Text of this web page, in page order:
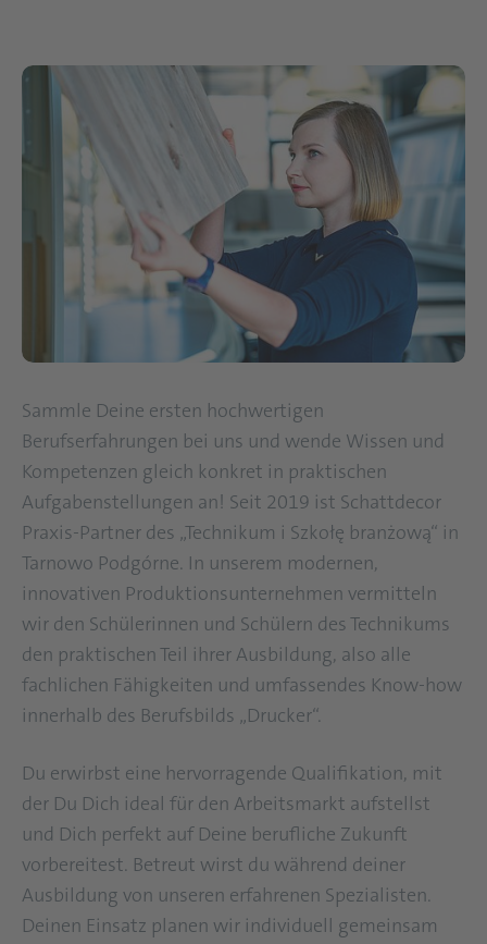
Sammle Deine ersten hochwertigen
Berufserfahrungen bei uns und wende Wissen und
Kompetenzen gleich konkret in praktischen
Aufgabenstellungen an! Seit 2019 ist Schattdecor
Praxis-Partner des „Technikum i Szkołę branżową“ in
Tarnowo Podgórne. In unserem modernen,
innovativen Produktionsunternehmen vermitteln
wir den Schülerinnen und Schülern des Technikums
den praktischen Teil ihrer Ausbildung, also alle
fachlichen Fähigkeiten und umfassendes Know-how
innerhalb des Berufsbilds „Drucker“.
Du erwirbst eine hervorragende Qualifikation, mit
der Du Dich ideal für den Arbeitsmarkt aufstellst
und Dich perfekt auf Deine berufliche Zukunft
vorbereitest. Betreut wirst du während deiner
Ausbildung von unseren erfahrenen Spezialisten.
Deinen Einsatz planen wir individuell gemeinsam